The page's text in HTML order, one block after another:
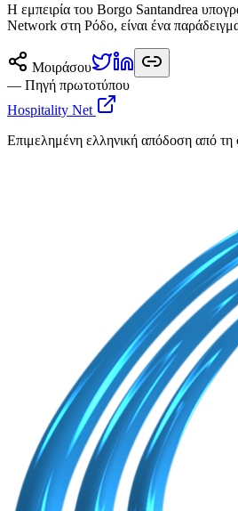
Η εμπειρία του Borgo Santandrea
Network στη Ρόδο, είναι ένα
Μοιράσου
— Πηγή πρωτοτύπου
Hospitality Net
Επιμελημένη ελληνική απόδοση από